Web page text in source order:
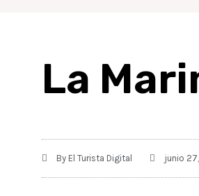
La
By El Turista Digital junio